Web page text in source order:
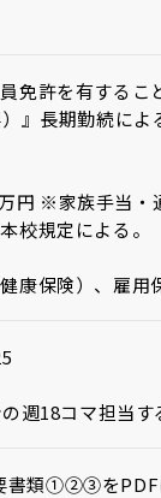
免許を有するこ
』長期勤続に
※家族手当・通
校規定による。
康保険）、雇用
週18コマ担当
書類①②③をPDF